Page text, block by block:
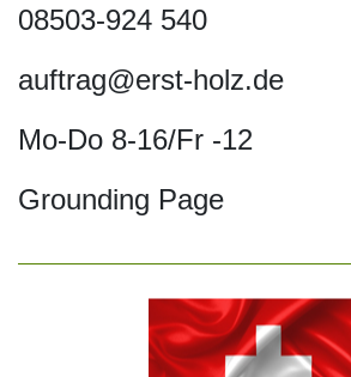
08503-924 540
auftrag@erst-holz.de
Mo-Do 8-16/Fr -12
Grounding Page